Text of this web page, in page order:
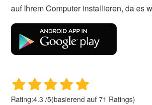
auf Ihrem Computer installieren, da es
Rating:4.3 /5(basierend auf71 Ratings)